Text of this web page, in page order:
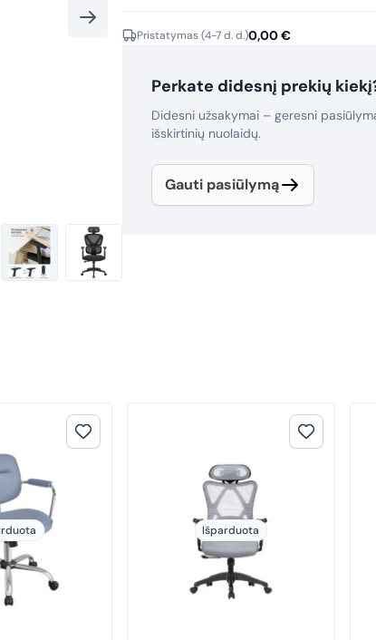
239,58 €.
Pristatymas (4-7 d. d.)0,00€
Perkate didesnį prekių
Didesni užsakymai – geresni
išskirtinių nuolaidų.
Gauti pasiūlymą
Išparduota